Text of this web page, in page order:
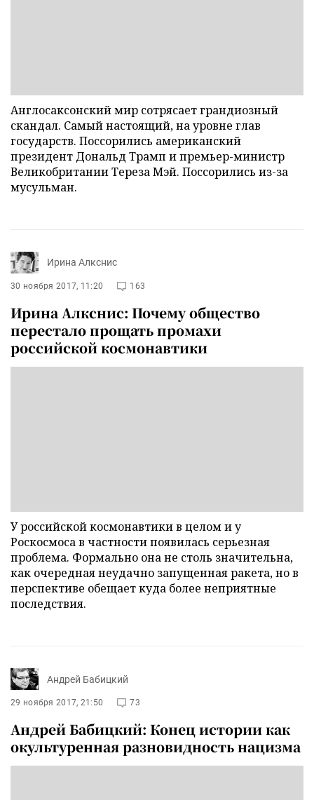
Англосаксонский мир сотрясает грандиозный
скандал. Самый настоящий, на уровне глав
государств. Поссорились американский
президент Дональд Трамп и премьер-министр
Великобритании Тереза Мэй. Поссорились из-за
мусульман.
Ирина Алкснис
30 ноября 2017, 11:20 163
Ирина Алкснис: Почему общество
перестало прощать промахи
российской космонавтики
У российской космонавтики в целом и у
Роскосмоса в частности появилась серьезная
проблема. Формально она не столь значительна,
как очередная неудачно запущенная ракета, но в
перспективе обещает куда более неприятные
последствия.
Андрей Бабицкий
29 ноября 2017, 21:50 73
Андрей Бабицкий: Конец истории как
окультуренная разновидность нацизма